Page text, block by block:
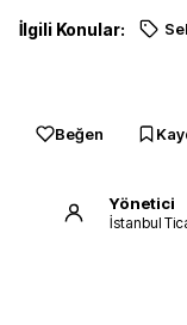
İlgili Konular:
Beğen
Yönetici
İstanbul